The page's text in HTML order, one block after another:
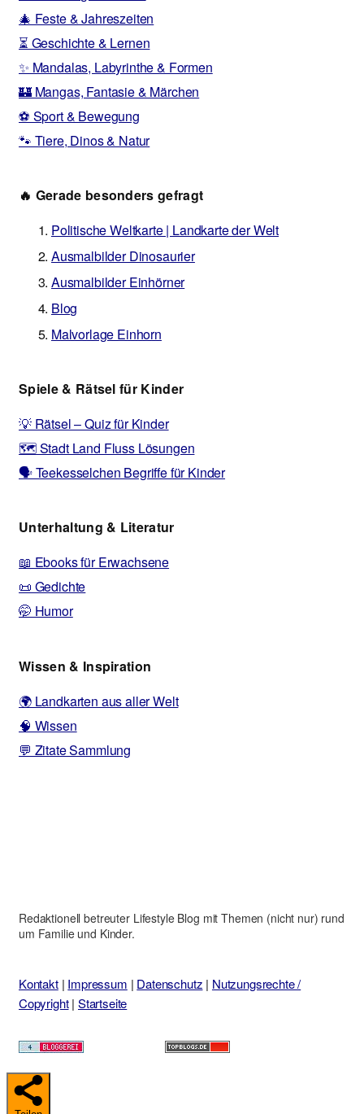
🎄 Feste & Jahreszeiten
⏳ Geschichte & Lernen
✨ Mandalas, Labyrinthe & Formen
🏰 Mangas, Fantasie & Märchen
⚽ Sport & Bewegung
🐾 Tiere, Dinos & Natur
🔥 Gerade besonders gefragt
Politische Weltkarte | Landkarte der Welt
Ausmalbilder Dinosaurier
Ausmalbilder Einhörner
Blog
Malvorlage Einhorn
Spiele & Rätsel für Kinder
💡 Rätsel – Quiz für Kinder
🗺️ Stadt Land Fluss Lösungen
🗣️ Teekesselchen Begriffe für Kinder
Unterhaltung & Literatur
📖 Ebooks für Erwachsene
📜 Gedichte
🤭 Humor
Wissen & Inspiration
🌍 Landkarten aus aller Welt
🧠 Wissen
💬 Zitate Sammlung
Redaktionell betreuter Lifestyle Blog mit Themen (nicht nur) rund
um Familie und Kinder.
Kontakt| Impressum | Datenschutz | Nutzungsrechte /
Copyright| Startseite